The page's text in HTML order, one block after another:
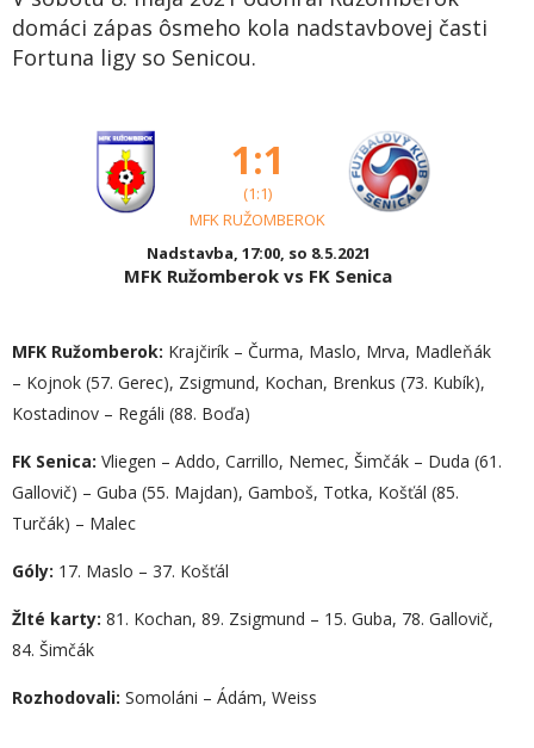
domáci zápas ôsmeho kola nadstavbovej časti
Fortuna ligy so Senicou.
1:1
(1:1)
MFK RUŽOMBEROK
Nadstavba, 17:00, so 8.5.2021
MFK Ružomberok vs FK Senica
MFK Ružomberok: Krajčirík – Čurma, Maslo, Mrva, Madleňák
– Kojnok (57. Gerec), Zsigmund, Kochan, Brenkus (73. Kubík),
Kostadinov – Regáli (88. Boďa)
FK Senica: Vliegen – Addo, Carrillo, Nemec, Šimčák – Duda (61.
Gallovič) – Guba (55. Majdan), Gamboš, Totka, Košťál (85.
Turčák) – Malec
Góly: 17. Maslo – 37. Košťál
Žlté karty: 81. Kochan, 89. Zsigmund – 15. Guba, 78. Gallovič,
84. Šimčák
Rozhodovali: Somoláni – Ádám, Weiss